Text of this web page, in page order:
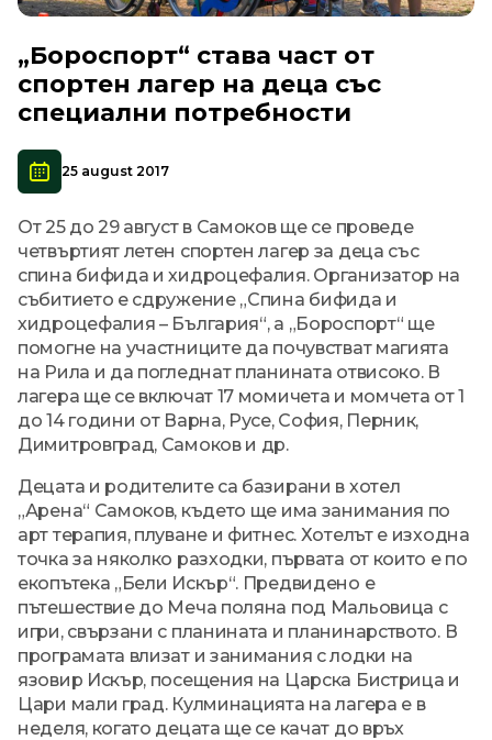
„Бороспорт“ става част от
спортен лагер на деца със
специални потребности
25 august 2017
От 25 до 29 август в Самоков ще се проведе
четвъртият летен спортен лагер за деца със
спина бифида и хидроцефалия. Организатор на
събитието е сдружение „Спина бифида и
хидроцефалия – България“, а „Бороспорт“ ще
помогне на участниците да почувстват магията
на Рила и да погледнат планината отвисоко. В
лагера ще се включат 17 момичета и момчета от 1
до 14 години от Варна, Русе, София, Перник,
Димитровград, Самоков и др.
Децата и родителите са базирани в хотел
„Арена“ Самоков, където ще има занимания по
арт терапия, плуване и фитнес. Хотелът е изходна
точка за няколко разходки, първата от които е по
екопътека „Бели Искър“. Предвидено е
пътешествие до Меча поляна под Мальовица с
игри, свързани с планината и планинарството. В
програмата влизат и занимания с лодки на
язовир Искър, посещения на Царска Бистрица и
Цари мали град. Кулминацията на лагера е в
неделя, когато децата ще се качат до връх